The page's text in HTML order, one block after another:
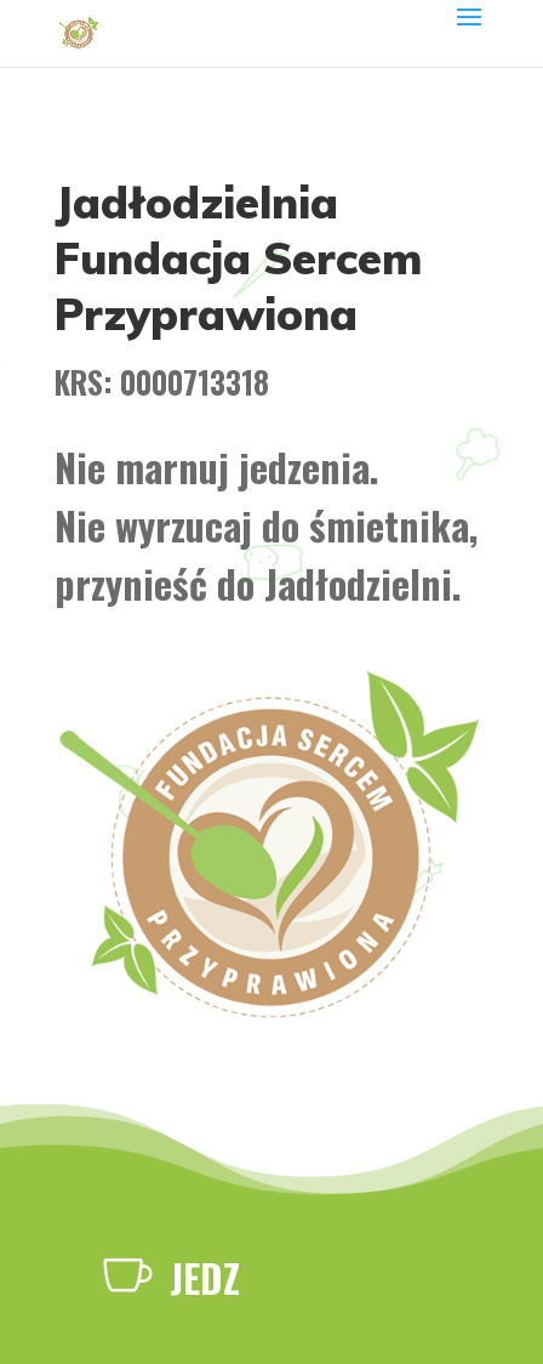
Jadłodzielnia
Fundacja Sercem
Przyprawiona
KRS: 0000713318
Nie marnuj jedzenia.
Nie wyrzucaj do śmietnika,
przynieść do Jadłodzielni.
 JEDZ